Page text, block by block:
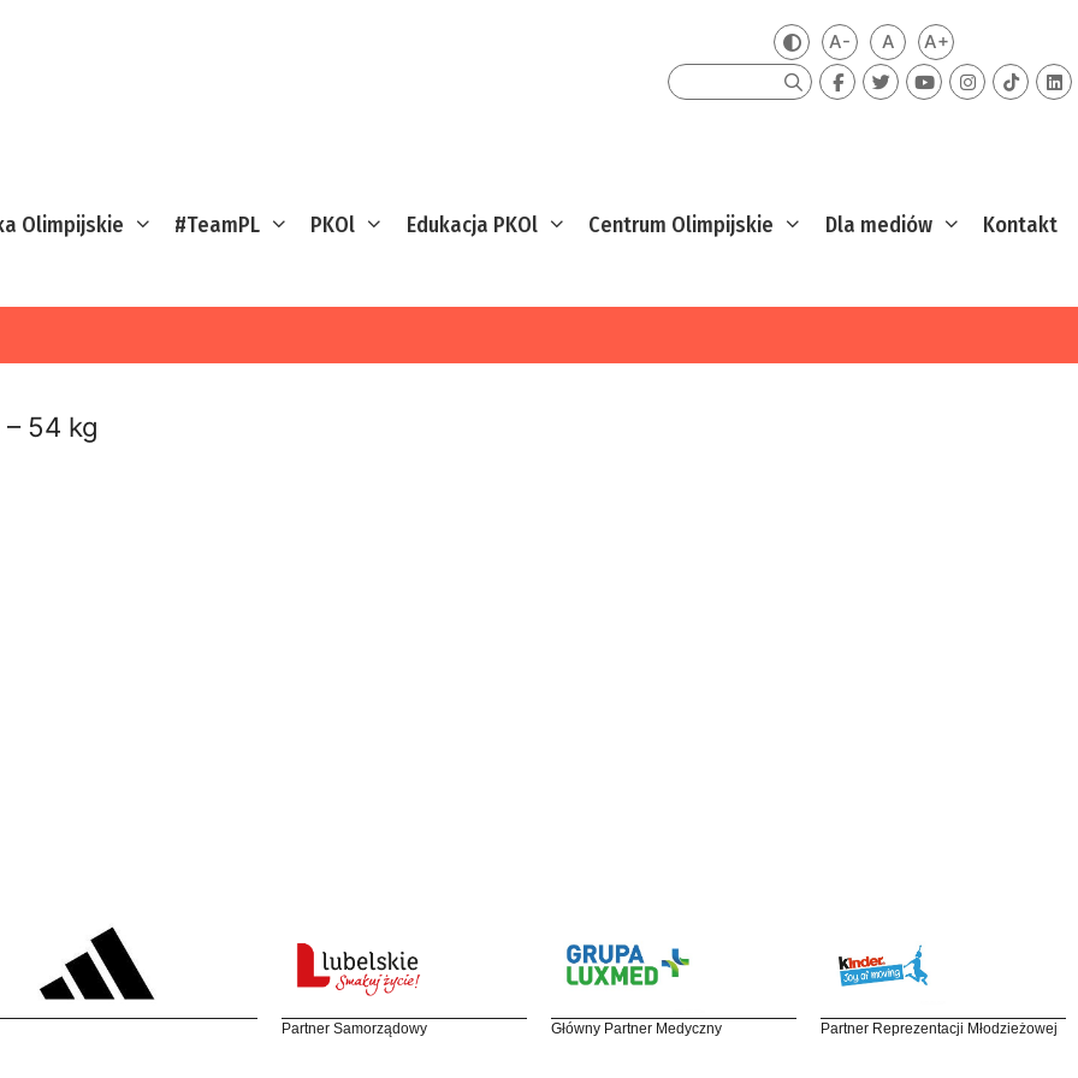
Zmień kontrast
A-Mniejsza czcionka
ADomyślna czcionka
A+Większa
Szukaj
Olimpijskie #TeamPL PKOl Edukacja PKOl Centrum Olimpijskie Dla mediów Kontakt
– 54 kg
Partner Samorządowy Główny Partner Medyczny Partner Reprezentacji Młodzieżowej